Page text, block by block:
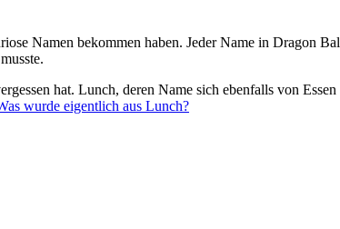
Namen bekommen haben. Jeder Name in Dragon
hat. Lunch, deren Name sich ebenfalls von
wurde eigentlich aus Lunch?